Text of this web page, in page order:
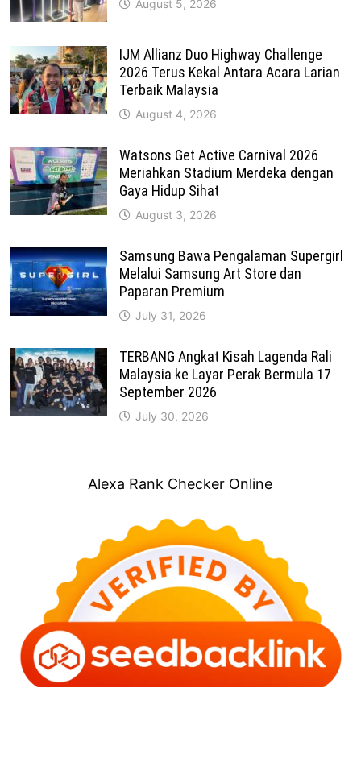
August 5, 2026
IJM Allianz Duo Highway Challenge
2026 Terus Kekal Antara Acara Larian
Terbaik Malaysia
August 4, 2026
Watsons Get Active Carnival 2026
Meriahkan Stadium Merdeka dengan
Gaya Hidup Sihat
August 3, 2026
Samsung Bawa Pengalaman Supergirl
Melalui Samsung Art Store dan
Paparan Premium
July 31, 2026
TERBANG Angkat Kisah Lagenda Rali
Malaysia ke Layar Perak Bermula 17
September 2026
July 30, 2026
Alexa Rank Checker Online